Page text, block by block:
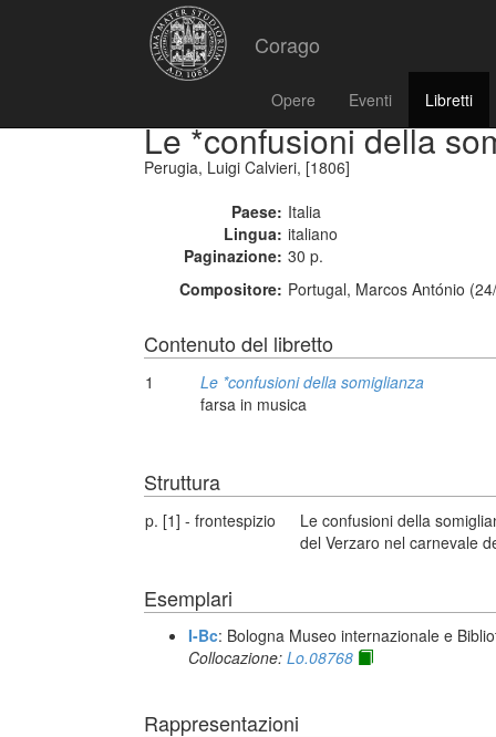
Corago
Opere Eventi Libretti
Le *confusioni della
Perugia, Luigi Calvieri, [1806]
Paese: Italia
Lingua: italiano
Paginazione: 30 p.
Compositore: Portugal, Marcos António
Contenuto del libretto
1
Le *confusioni della somiglianza
farsa in musica
Struttura
p. [1] - frontespizio
Le confusioni della
del Verzaro nel carnevale
Esemplari
I-Bc: Bologna Museo internazionale e
Collocazione: Lo.08768
Rappresentazioni